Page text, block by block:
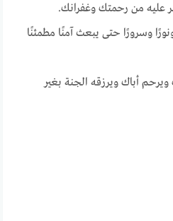
عليه من رحمتك وغفرانك.
وسرورًا حتى يبعث آمنًا مطمئنًا
أباك ويرزقه الجنة بغير